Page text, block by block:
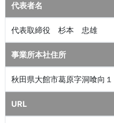
代表者名
代表取締役 杉本 忠雄
事業所本社住所
秋田県大館市葛原字洞喰向
URL